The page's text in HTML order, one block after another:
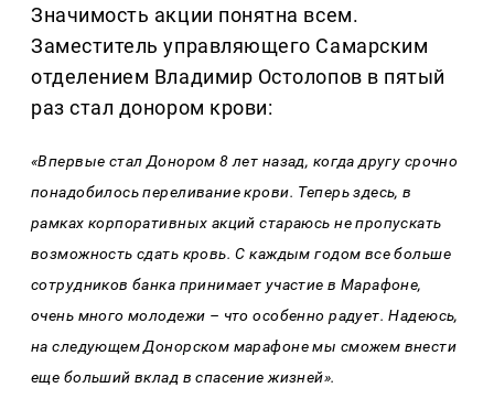
Значимость акции понятна всем.
Заместитель управляющего Самарским
отделением Владимир Остолопов в пятый
раз стал донором крови:
«Впервые стал Донором 8 лет назад, когда другу срочно
понадобилось переливание крови. Теперь здесь, в
рамках корпоративных акций стараюсь не пропускать
возможность сдать кровь. С каждым годом все больше
сотрудников банка принимает участие в Марафоне,
очень много молодежи – что особенно радует. Надеюсь,
на следующем Донорском марафоне мы сможем внести
еще больший вклад в спасение жизней».